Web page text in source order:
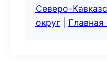
Северо-
округ
Главная